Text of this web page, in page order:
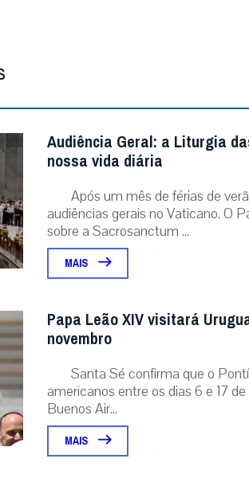
Audiência Geral: a Liturgia
nossa vida diária
Após um mês de férias de
audiências gerais no Vaticano. O
sobre a Sacrosanctum ...
MAIS
Papa Leão XIV visitará
novembro
Santa Sé confirma que o
americanos entre os dias 6 e 17
Buenos Air...
MAIS